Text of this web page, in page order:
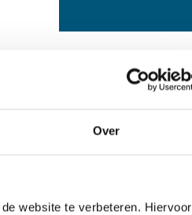
Over
website te verbeteren. Hiervoor